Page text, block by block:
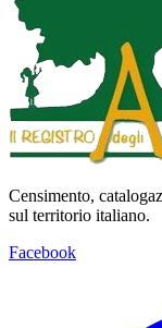
Censimento,
sul territorio italiano.
Facebook